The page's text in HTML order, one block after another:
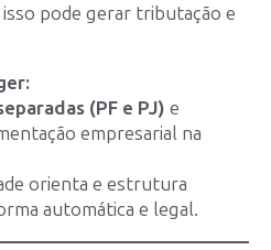
pode gerar tributação e
(PF e PJ) e
empresarial na
orienta e estrutura
automática e legal.